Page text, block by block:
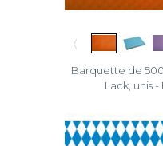
〈
Barquette de
Lack, unis